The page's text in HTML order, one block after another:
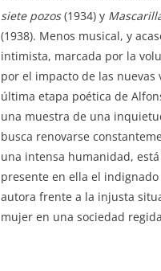
siete pozos(1934) y
(1938). Menos musical, y
intimista, marcada por la
por el impacto de las nuevas
última etapa poética de
una muestra de una
busca renovarse
una intensa humanidad,
presente en ella el
autora frente a la injusta
mujer en una sociedad